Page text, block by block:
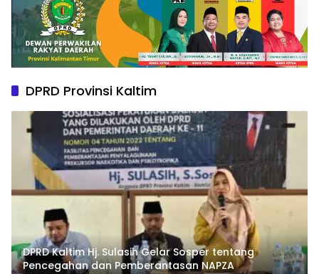
DPRD Provinsi Kaltim
DPRD Kaltim Hj. Sulasih Gelar Sosper tentang
Pencegahan dan Pemberantasan NAPZA